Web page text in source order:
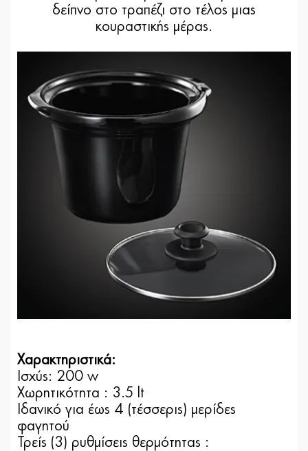
δείπνο στο τραπέζι στο τέλος μιας
κουραστικής μέρας.
Χαρακτηριστικά:
Ισχύς: 200 w
Χωρητικότητα : 3.5 lt
Ιδανικό για έως 4 (τέσσερις) μερίδες
φαγητού
Τρείς (3) ρυθμίσεις θερμότητας :